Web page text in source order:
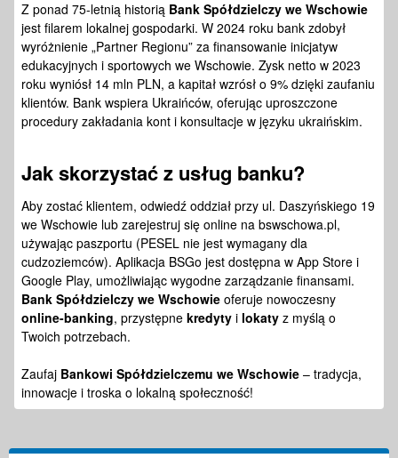
Z ponad 75-letnią historią Bank Spółdzielczy we Wschowie
jest filarem lokalnej gospodarki. W 2024 roku bank zdobył
wyróżnienie „Partner Regionu” za finansowanie inicjatyw
edukacyjnych i sportowych we Wschowie. Zysk netto w 2023
roku wyniósł 14 mln PLN, a kapitał wzrósł o 9% dzięki zaufaniu
klientów. Bank wspiera Ukraińców, oferując uproszczone
procedury zakładania kont i konsultacje w języku ukraińskim.
Jak skorzystać z usług banku?
Aby zostać klientem, odwiedź oddział przy ul. Daszyńskiego 19
we Wschowie lub zarejestruj się online na bswschowa.pl,
używając paszportu (PESEL nie jest wymagany dla
cudzoziemców). Aplikacja BSGo jest dostępna w App Store i
Google Play, umożliwiając wygodne zarządzanie finansami.
Bank Spółdzielczy we Wschowie oferuje nowoczesny
online-banking, przystępne kredyty i lokaty z myślą o
Twoich potrzebach.
Zaufaj Bankowi Spółdzielczemu we Wschowie – tradycja,
innowacje i troska o lokalną społeczność!